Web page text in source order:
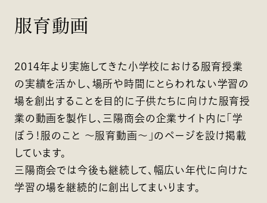
服育動画
2014年より実施してきた小学校における服育授業
の実績を活かし、場所や時間にとらわれない学習の
場を創出することを目的に子供たちに向けた服育授
業の動画を製作し、三陽商会の企業サイト内に「学
ぼう！服のこと ～服育動画～」のページを設け掲載
しています。
三陽商会では今後も継続して、幅広い年代に向けた
学習の場を継続的に創出してまいります。